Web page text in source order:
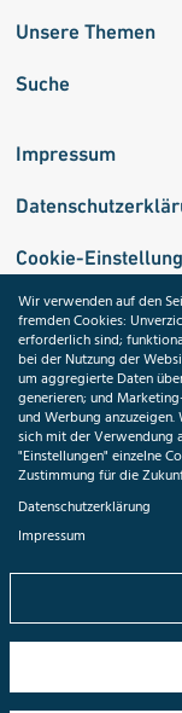
Unsere Themen
Suche
Impressum
Cookie-
Folgen Sie uns:
Wir verwenden auf den
fremden Cookies:
erforderlich sind;
bei der Nutzung der
um aggregierte Daten
generieren; und
und Werbung anzuzeigen.
sich mit der Verwendung
"Einstellungen" einzelne
Zustimmung für die
Datenschutzerklärung
Impressum